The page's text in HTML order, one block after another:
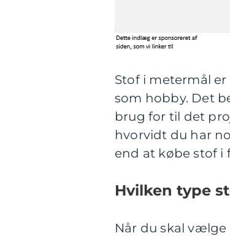
Stof i metermål
som hobby. Det
brug for til det
hvorvidt du har
end at købe stof
Hvilken type
Når du skal